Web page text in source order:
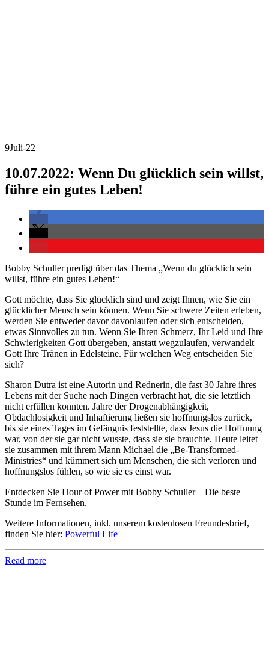
9Juli-22
10.07.2022: Wenn Du glücklich sein willst,
führe ein gutes Leben!
Bobby Schuller predigt über das Thema „Wenn du glücklich sein
willst, führe ein gutes Leben!“
Gott möchte, dass Sie glücklich sind und zeigt Ihnen, wie Sie ein
glücklicher Mensch sein können. Wenn Sie schwere Zeiten erleben,
werden Sie entweder davor davonlaufen oder sich entscheiden,
etwas Sinnvolles zu tun. Wenn Sie Ihren Schmerz, Ihr Leid und Ihre
Schwierigkeiten Gott übergeben, anstatt wegzulaufen, verwandelt
Gott Ihre Tränen in Edelsteine. Für welchen Weg entscheiden Sie
sich?
Sharon Dutra ist eine Autorin und Rednerin, die fast 30 Jahre ihres
Lebens mit der Suche nach Dingen verbracht hat, die sie letztlich
nicht erfüllen konnten. Jahre der Drogenabhängigkeit,
Obdachlosigkeit und Inhaftierung ließen sie hoffnungslos zurück,
bis sie eines Tages im Gefängnis feststellte, dass Jesus die Hoffnung
war, von der sie gar nicht wusste, dass sie sie brauchte. Heute leitet
sie zusammen mit ihrem Mann Michael die „Be-Transformed-
Ministries“ und kümmert sich um Menschen, die sich verloren und
hoffnungslos fühlen, so wie sie es einst war.
Entdecken Sie Hour of Power mit Bobby Schuller – Die beste
Stunde im Fernsehen.
Weitere Informationen, inkl. unserem kostenlosen Freundesbrief,
finden Sie hier: Powerful Life
Read more